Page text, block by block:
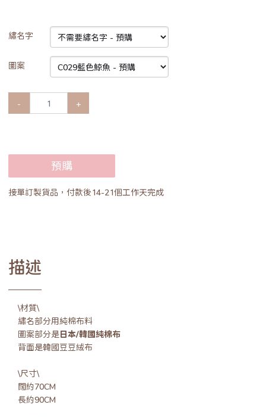
繡名字
圖案
- +
預購
接單訂製貨品，付款後14-21個工作天完成
描述
\材質\
繡名部分用純棉布料
圖案部分是日本/韓國純棉布
背面是韓國豆豆絨布
\尺寸\
闊約70CM
長約90CM